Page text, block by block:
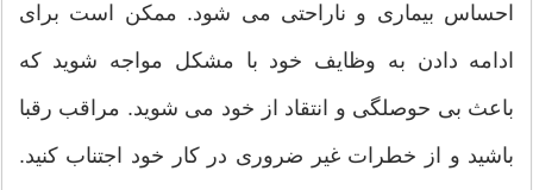
احساس بیماری و ناراحتی می شود. ممکن است برای
ادامه دادن به وظایف خود با مشکل مواجه شوید که
باعث بی حوصلگی و انتقاد از خود می شوید. مراقب رقبا
باشید و از خطرات غیر ضروری در کار خود اجتناب کنید.